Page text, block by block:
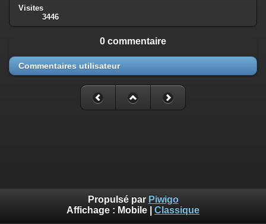
Visites
3446
0 commentaire
Commentaires utilisateur
Propulsé par Piwigo
Affichage : Mobile Classique